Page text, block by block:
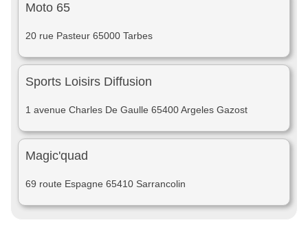
Moto 65
20 rue Pasteur 65000 Tarbes
Sports Loisirs Diffusion
1 avenue Charles De Gaulle 65400 Argeles Gazost
Magic'quad
69 route Espagne 65410 Sarrancolin